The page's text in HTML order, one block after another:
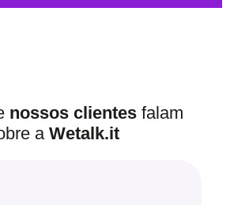
nossos clientesfalam
a Wetalk.it